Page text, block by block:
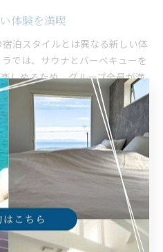
体験を満喫
泊スタイルとは異なる新しい体
では、サウナとバーベキューを
しめるため、グループ全員が満
的には、朝はサウナでリフレッ
上がるといったスケジュールが
者まで、幅広い層が新たな楽し
想の休日
しい日常を忘れさせてくれる理
ィラは、大人数での利用に適し
ーベキューを通して大切な人と